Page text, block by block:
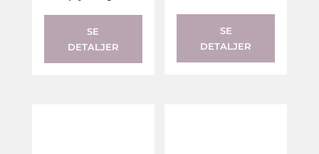
SE
DETALJER
SE
DETALJER